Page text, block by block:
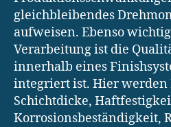
gleichbleibendes
aufweisen. Ebenso
Verarbeitung ist die
innerhalb eines
integriert ist. Hier werden
Schichtdicke,
Korrosionsbeständigkeit,